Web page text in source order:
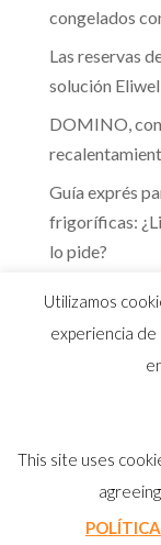
congelados
Las reservas
solución
DOMINO,
Guía exprés
frigoríficas:
lo pide?
© 2026
Portugal |
Utilizamos
experiencia de
This site uses